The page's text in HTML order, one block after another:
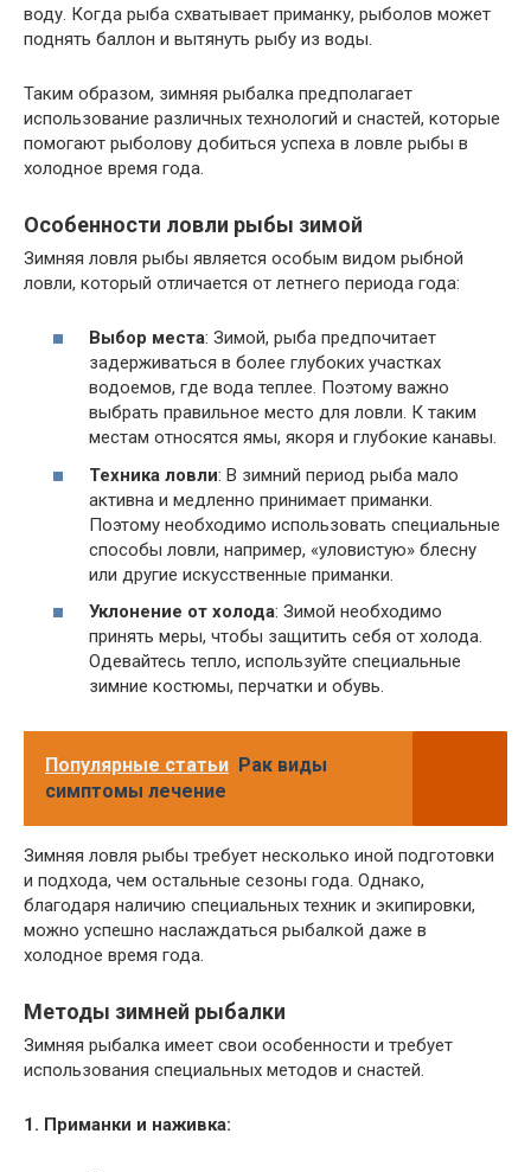
воду. Когда рыба схватывает приманку, рыболов может
поднять баллон и вытянуть рыбу из воды.
Таким образом, зимняя рыбалка предполагает
использование различных технологий и снастей, которые
помогают рыболову добиться успеха в ловле рыбы в
холодное время года.
Особенности ловли рыбы зимой
Зимняя ловля рыбы является особым видом рыбной
ловли, который отличается от летнего периода года:
Выбор места: Зимой, рыба предпочитает
задерживаться в более глубоких участках
водоемов, где вода теплее. Поэтому важно
выбрать правильное место для ловли. К таким
местам относятся ямы, якоря и глубокие канавы.
Техника ловли: В зимний период рыба мало
активна и медленно принимает приманки.
Поэтому необходимо использовать специальные
способы ловли, например, «уловистую» блесну
или другие искусственные приманки.
Уклонение от холода: Зимой необходимо
принять меры, чтобы защитить себя от холода.
Одевайтесь тепло, используйте специальные
зимние костюмы, перчатки и обувь.
Популярные статьи Рак виды
симптомы лечение
Зимняя ловля рыбы требует несколько иной подготовки
и подхода, чем остальные сезоны года. Однако,
благодаря наличию специальных техник и экипировки,
можно успешно наслаждаться рыбалкой даже в
холодное время года.
Методы зимней рыбалки
Зимняя рыбалка имеет свои особенности и требует
использования специальных методов и снастей.
1. Приманки и наживка: